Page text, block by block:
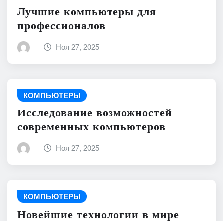
Лучшие компьютеры для
профессионалов
Ноя 27, 2025
КОМПЬЮТЕРЫ
Исследование возможностей
современных компьютеров
Ноя 27, 2025
КОМПЬЮТЕРЫ
Новейшие технологии в мире